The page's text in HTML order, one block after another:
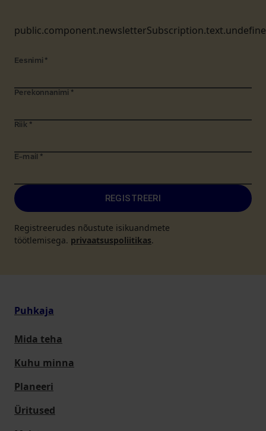
Eesnimi *
Perekonnanimi *
Riik *
E-mail *
REGISTREERI
Registreerudes nõustute isikuandmete
töötlemisega. privaatsuspoliitikas.
Puhkaja
Mida teha
Kuhu minna
Planeeri
Üritused